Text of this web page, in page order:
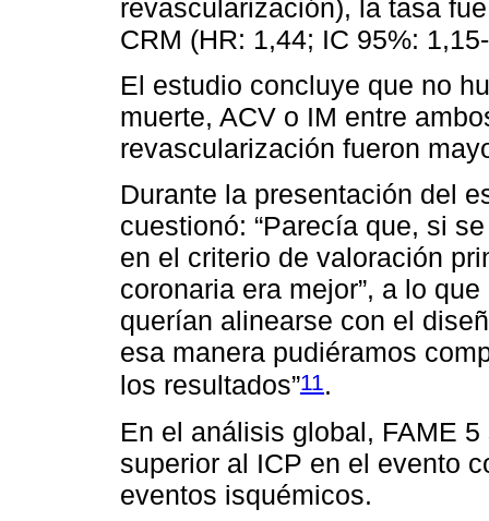
revascularización), la tasa
CRM (HR: 1,44; IC 95%:
El estudio concluye que no
muerte, ACV o IM entre
revascularización fueron
Durante la presentación del
cuestionó: “Parecía que, si
en el criterio de valoración
coronaria era mejor”, a lo
querían alinearse con el
esa manera pudiéramos
los resultados”11 .
En el análisis global, FAME
superior al ICP en el evento
eventos isquémicos.